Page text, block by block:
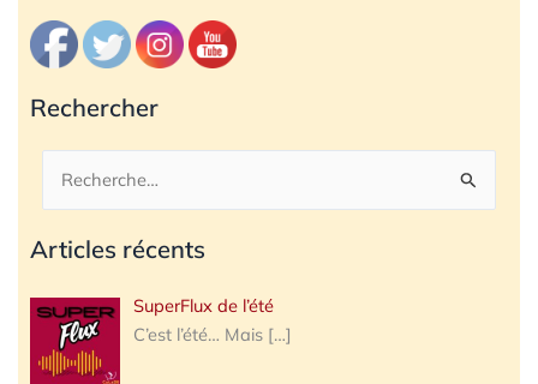
Rechercher
Rechercher :
Articles récents
SuperFlux de l’été
C’est l’été… Mais […]